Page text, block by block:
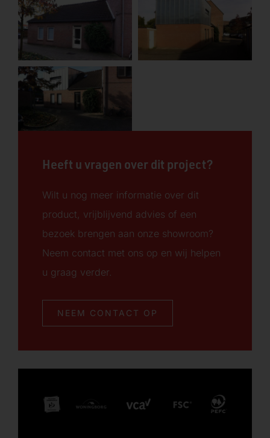
Heeft u vragen over dit project?
Wilt u nog meer informatie over dit
product, vrijblijvend advies of een
bezoek brengen aan onze showroom?
Neem contact met ons op en wij helpen
u graag verder.
NEEM CONTACT OP